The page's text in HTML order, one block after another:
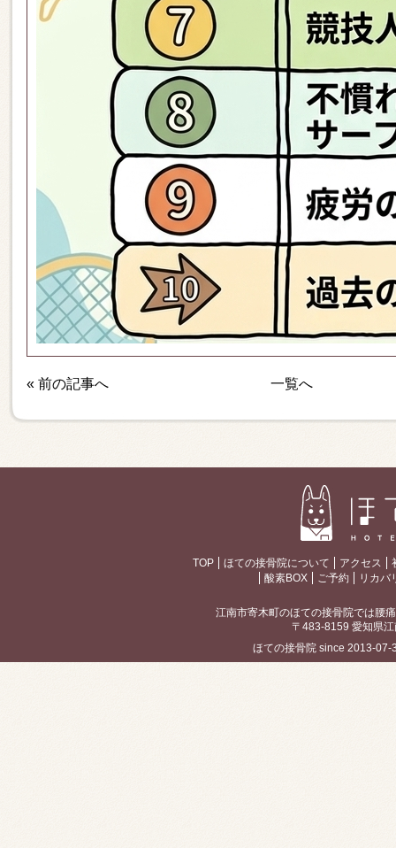
« 前の記事へ 一覧へ
TOP ほての接骨院について アクセス
酸素BOX
ご予約 リカバ
ほての接骨院 since 2013-
江南市寄木町のほての接骨院では腰
〒483-8159 愛知県